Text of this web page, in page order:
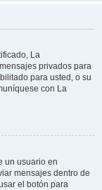
La
privados para
para usted, o su
con La
un usuario en
mensajes dentro de
el botón para